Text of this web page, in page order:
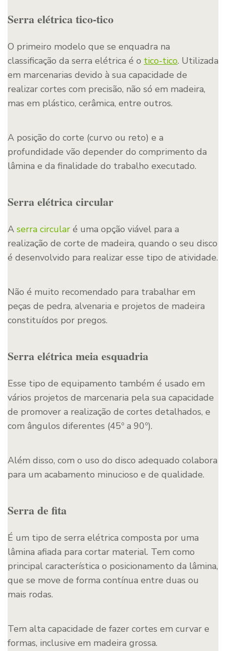
Serra elétrica tico-tico
O primeiro modelo que se enquadra na
classificação da serra elétrica é o tico-tico. Utilizada
em marcenarias devido à sua capacidade de
realizar cortes com precisão, não só em madeira,
mas em plástico, cerâmica, entre outros.
A posição do corte (curvo ou reto) e a
profundidade vão depender do comprimento da
lâmina e da finalidade do trabalho executado.
Serra elétrica circular
A serra circular é uma opção viável para a
realização de corte de madeira, quando o seu disco
é desenvolvido para realizar esse tipo de atividade.
Não é muito recomendado para trabalhar em
peças de pedra, alvenaria e projetos de madeira
constituídos por pregos.
Serra elétrica meia esquadria
Esse tipo de equipamento também é usado em
vários projetos de marcenaria pela sua capacidade
de promover a realização de cortes detalhados, e
com ângulos diferentes (45º a 90º).
Além disso, com o uso do disco adequado colabora
para um acabamento minucioso e de qualidade.
Serra de fita
É um tipo de serra elétrica composta por uma
lâmina afiada para cortar material. Tem como
principal característica o posicionamento da lâmina,
que se move de forma contínua entre duas ou
mais rodas.
Tem alta capacidade de fazer cortes em curvar e
formas, inclusive em madeira grossa.